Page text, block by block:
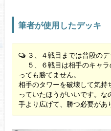
筆者が使用したデッキ
３、４戦目までは普段の
５、６戦目は相手のキャ
っても勝てません。
相手のタワーを破壊して気持
っていたほうがいいです。
手より広げて、勝つ必要があ